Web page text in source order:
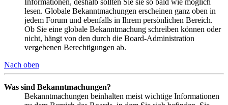
lesen. Globale Bekanntmachungen erscheinen ganz oben in
jedem Forum und ebenfalls in Ihrem persönlichen Bereich.
Ob Sie eine globale Bekanntmachung schreiben können oder
nicht, hängt von den durch die Board-Administration
vergebenen Berechtigungen ab.
Nach oben
Was sind Bekanntmachungen?
Bekanntmachungen beinhalten meist wichtige Informationen